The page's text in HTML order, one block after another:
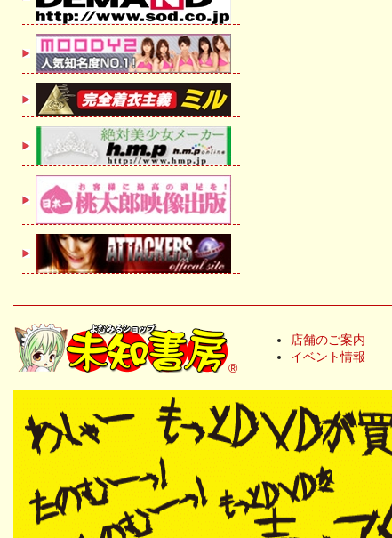
®
店舗のご案内
イベント情報